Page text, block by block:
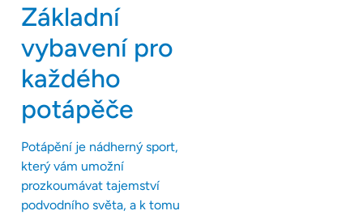
Základní
vybavení pro
každého
potápěče
Potápění je nádherný sport,
který vám umožní
prozkoumávat tajemství
podvodního světa, a k tomu